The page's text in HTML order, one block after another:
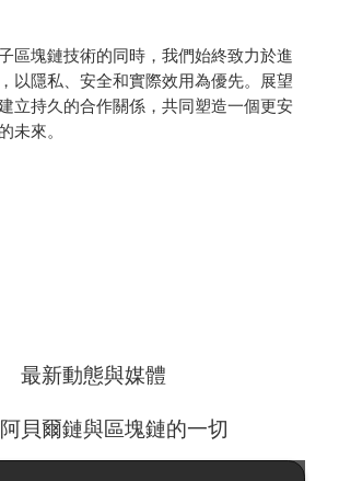
區塊鏈技術的同時，我們始終致力於進
以隱私、安全和實際效用為優先。展望
立持久的合作關係，共同塑造一個更安
未來。
最新動態與媒體
貝爾鏈與區塊鏈的一切